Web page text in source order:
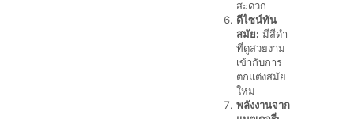
สะดวก
ดีไซน์ทัน
สมัย: มีสีดำ
ที่ดูสวยงาม
เข้ากับการ
ตกแต่งสมัย
ใหม่
พลังงานจาก